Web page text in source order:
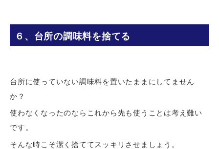
６、台所の調味料を捨てる
台所に使っていない調味料を置いたままにしてません
か？
使わなくなったのならこれから先も使うことは考え難い
です。
そんな時こそ潔く捨ててスッキリさせましょう。